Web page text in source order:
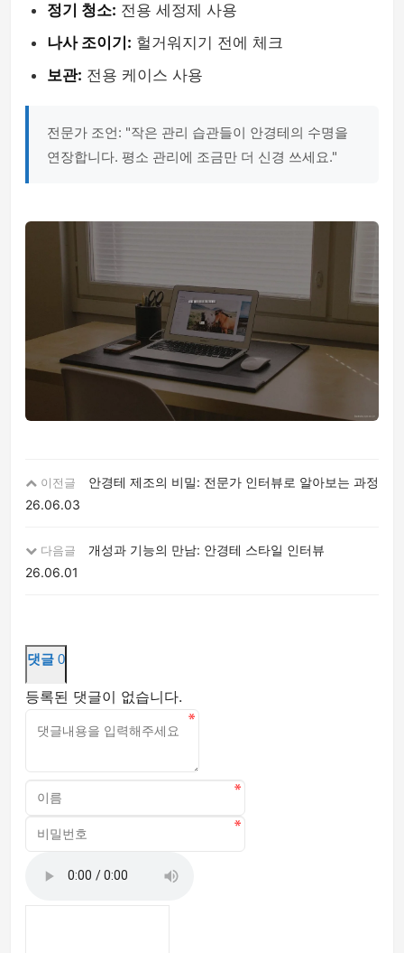
정기 청소: 전용 세정제 사용
나사 조이기: 헐거워지기 전에 체크
보관: 전용 케이스 사용
전문가 조언: "작은 관리 습관들이 안경테의 수명을
연장합니다. 평소 관리에 조금만 더 신경 쓰세요."
이전글
안경테 제조의 비밀: 전문가 인터뷰로 알아보는 과정
26.06.03
다음글
개성과 기능의 만남: 안경테 스타일 인터뷰
26.06.01
댓글 0
등록된 댓글이 없습니다.